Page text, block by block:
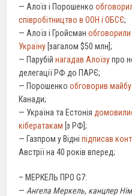
— Алоїз і Порошенко
співробітництво в ООН і ОБСЄ;
— Алоїз і Гройсманобговорили
Україну [загалом $50 млн];
— Парубійнагадав Алоїзупро
делегації РФ до ПАРЄ;
— Порошенкообговорив
Канади;
— Україна та Естонія
кібератакам [з РФ];
— Газпром у Відніпідписав
Австрії на 40 років вперед;
– МЕРКЕЛЬ ПРО G7:
— Ангела Меркель, канцлер